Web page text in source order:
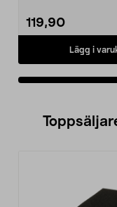
119,90
Lägg i